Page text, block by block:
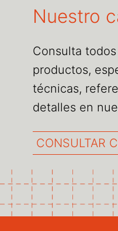
Nuestro
Consulta
productos,
técnicas,
detalles en
CONSULTAR